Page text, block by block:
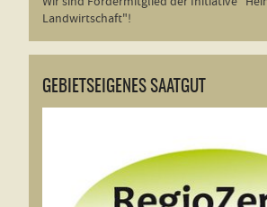
Rasenkrankheiten
Blumenzwiebeln für die
Blumenzwiebeln
für den Sommer
Landwirtschaft"!
GEBIETSEIGENES SAATGUT